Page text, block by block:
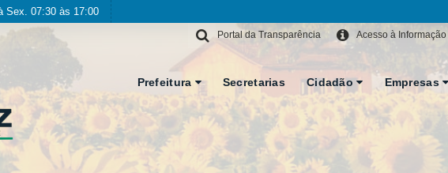
Sex. 07:30 às 17:00
Acesso à Informação
Portal da Transparência
Prefeitura Secretarias Cidadão Empresas